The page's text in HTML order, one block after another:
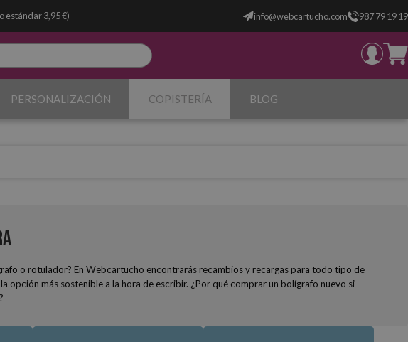
estándar 3,95 €) info@webcartucho.com 987 79 19 19
PERSONALIZACIÓN COPISTERÍA BLOG
o rotulador? En Webcartucho encontrarás recambios y recargas para todo tipo de
opción más sostenible a la hora de escribir. ¿Por qué comprar un bolígrafo nuevo si